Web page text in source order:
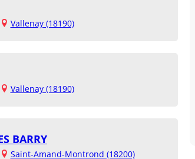
Vallenay (18190)
Vallenay (18190)
BARRY
Saint-Amand-Montrond (18200)